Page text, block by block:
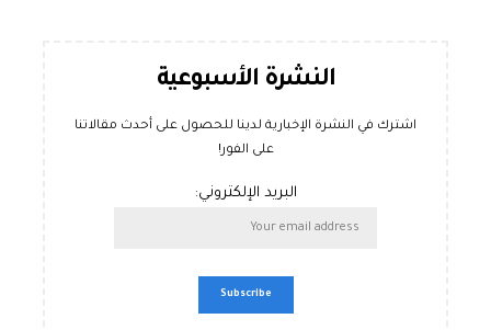
النشرة الأسبوعية
اشترك في النشرة الإخبارية لدينا للحصول على أحدث مقالاتنا
على الفور!
البريد الإلكتروني: